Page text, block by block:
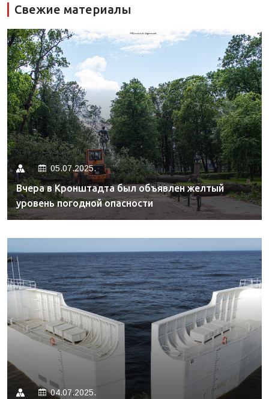
Свежие материалы
05.07.2025.
Вчера в Кронштадта был объявлен желтый
уровень погодной опасности
04.07.2025.